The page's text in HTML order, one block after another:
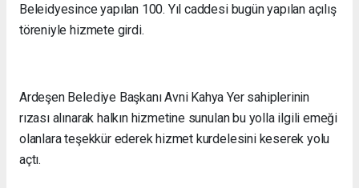
Beleidyesince yapılan 100. Yıl caddesi bugün yapılan açılış
töreniyle hizmete girdi.
Ardeşen Belediye Başkanı Avni Kahya Yer sahiplerinin
rızası alınarak halkın hizmetine sunulan bu yolla ilgili emeği
olanlara teşekkür ederek hizmet kurdelesini keserek yolu
açtı.